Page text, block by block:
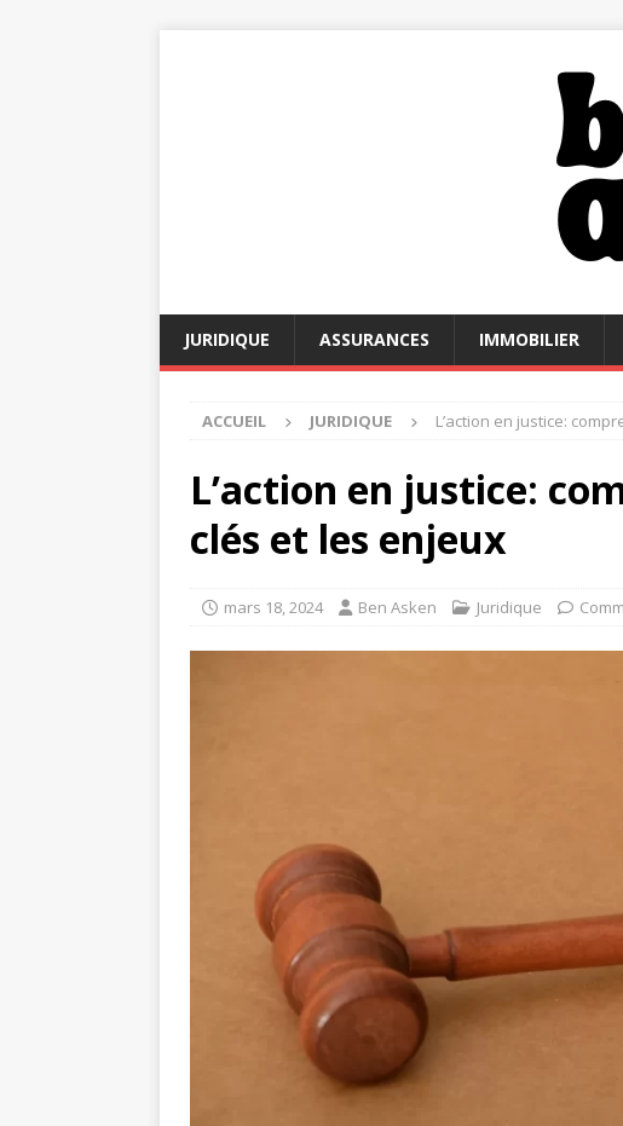
JURIDIQUE ASSURANCES IMMOBILIER
ACCUEIL JURIDIQUE L’action en justice:
L’action en justice:
clés et les enjeux
mars 18, 2024 Ben Asken Juridique